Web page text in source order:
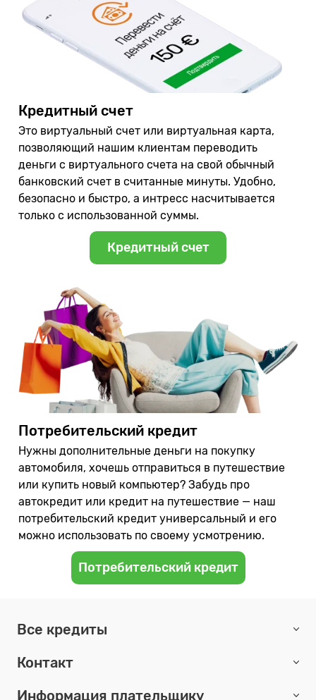
Кредитный счет
Это виртуальный счет или виртуальная карта,
позволяющий нашим клиентам переводить
деньги с виртуального счета на свой обычный
банковский счет в считанные минуты. Удобно,
безопасно и быстро, а интресс насчитывается
только с использованной суммы.
Кредитный счет
Потребительский кредит
Нужны дополнительные деньги на покупку
автомобиля, хочешь отправиться в путешествие
или купить новый компьютер? Забудь про
автокредит или кредит на путешествие — наш
потребительский кредит универсальный и его
можно использовать по своему усмотрению.
Потребительский кредит
Все кредиты
Контакт
Информация плательщику